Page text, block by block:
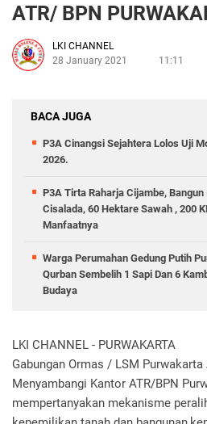
ATR/ BPN
LKI CHANNEL
28 January 2021
11:11
BACA JUGA
P3A Cinangsi Sejahtera Lolos Uji
2026.
P3A Tirta Raharja Cijambe,
Cisalada, 60 Hektare Sawah , 200
Manfaatnya
Warga Perumahan Gedung Putih
Qurban Sembelih 1 Sapi Dan 6
Budaya
LKI CHANNEL - PURWAKARTA
Gabungan Ormas / LSM
Menyambangi Kantor ATR/BPN
mempertanyakan mekanisme